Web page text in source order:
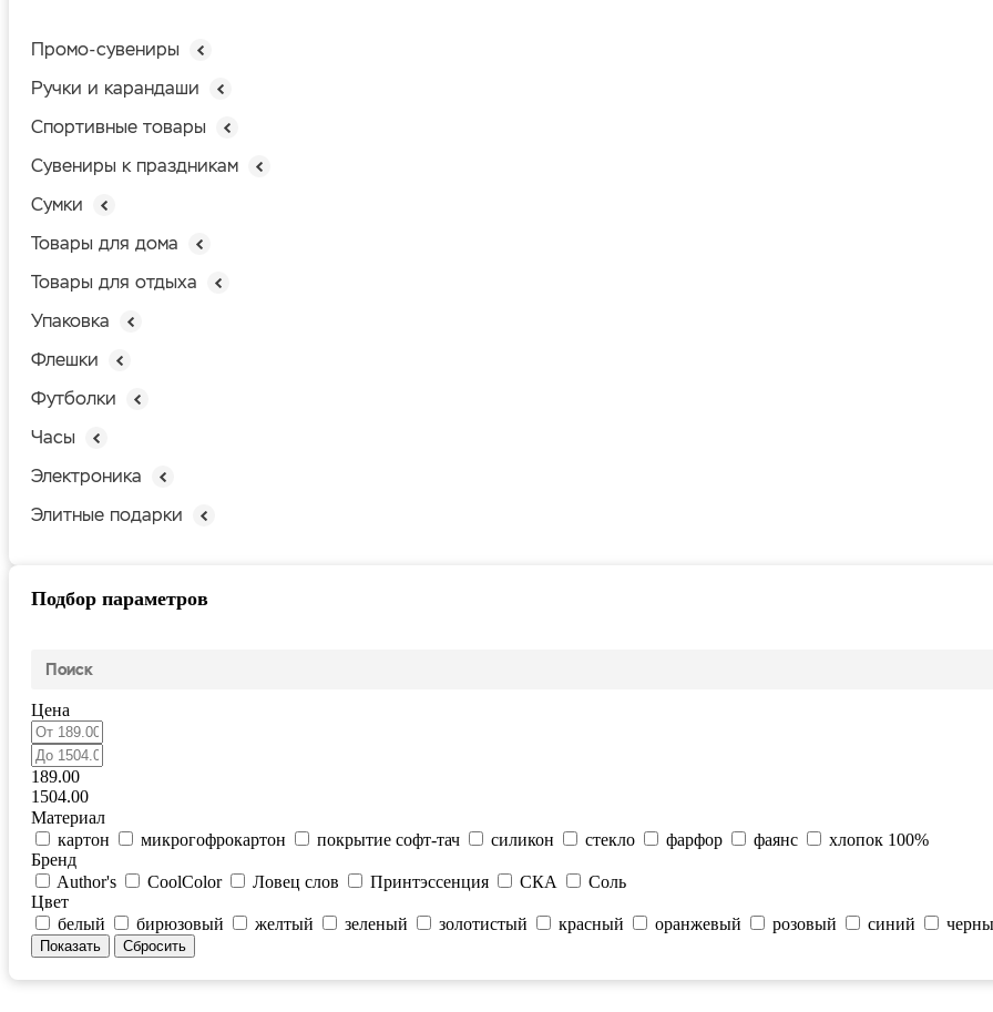
Промо-сувениры
Ручки и карандаши
Спортивные товары
Сувениры к праздникам
Сумки
Товары для дома
Товары для отдыха
Упаковка
Флешки
Футболки
Часы
Электроника
Элитные подарки
Подбор параметров
Цена
189.00
1504.00
Материал
картон
микрогофрокартон покрытие софт-тач силикон стекло фарфор фаянс
хлопок 100%
Бренд
Author's
CoolColor Ловец слов Принтэссенция СКА
Соль
Цвет
белый
бирюзовый желтый зеленый золотистый красный оранжевый розовый синий